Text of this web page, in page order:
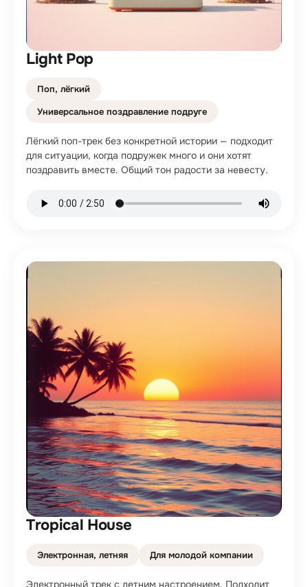
Light Pop
Поп, лёгкий
Универсальное поздравление подруге
Лёгкий поп-трек без конкретной истории — подходит
для ситуации, когда подружек много и они хотят
поздравить вместе. Общий тон радости за невесту.
Tropical House
Электронная, летняя Для молодой компании
Электронный трек с летним настроением. Подходит